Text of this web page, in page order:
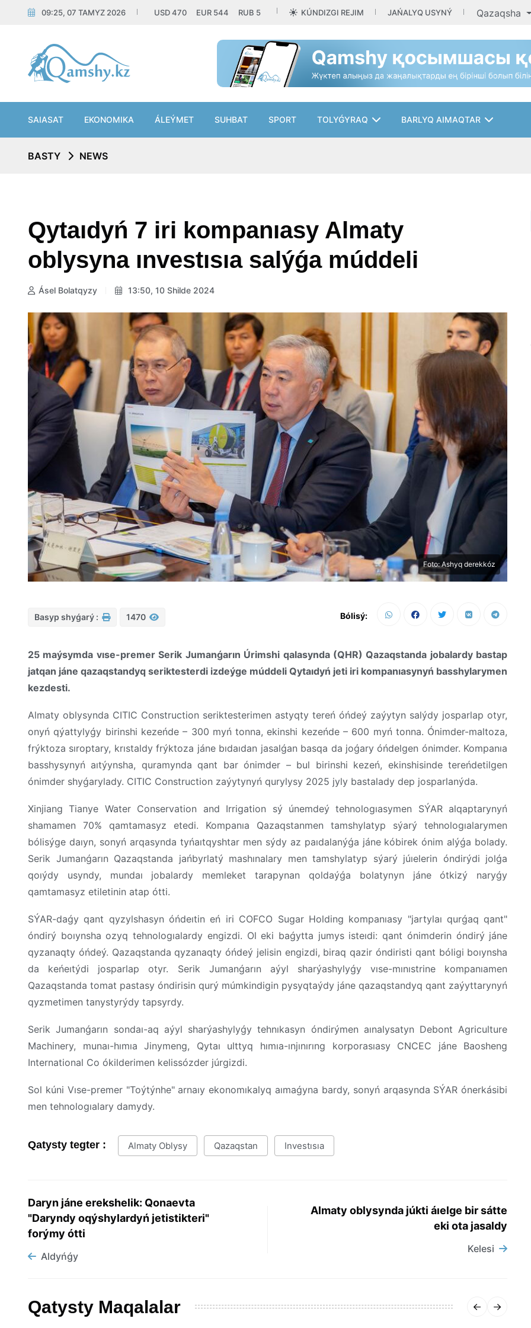
09:25, 07 TAMYZ 2026 USD470 EUR 544 RUB 5 KÚNDIZGI REJIM JAŃALYQ USYNÝ Qazaqsha
SAIASAT EKONOMIKA ÁLEÝMET SUHBAT SPORT TOLYǴYRAQ BARLYQ AIMAQTAR
BASTY NEWS
Qytaıdyń 7 iri kompanıasy Almaty
oblysyna ınvestısıa salýǵa múddeli
Ásel Bolatqyzy 13:50, 10 Shilde 2024
Foto: Ashyq derekkóz
Basyp shyǵarý : 1470 Bólisý:
25 maýsymda vıse-premer Serik Jumanǵarın Úrimshi qalasynda (QHR) Qazaqstanda jobalardy bastap
jatqan jáne qazaqstandyq seriktesterdi izdeýge múddeli Qytaıdyń jeti iri kompanıasynyń basshylarymen
kezdesti.
Almaty oblysynda CITIC Construction seriktesterimen astyqty tereń óńdeý zaýytyn salýdy josparlap otyr,
onyń qýattylyǵy birinshi kezeńde – 300 myń tonna, ekinshi kezeńde – 600 myń tonna. Ónimder-maltoza,
frýktoza sıroptary, krıstaldy frýktoza jáne bıdaıdan jasalǵan basqa da joǵary óńdelgen ónimder. Kompanıa
basshysynyń aıtýynsha, quramynda qant bar ónimder – bul birinshi kezeń, ekinshisinde tereńdetilgen
ónimder shyǵarylady. CITIC Construction zaýytynyń qurylysy 2025 jyly bastalady dep josparlanýda.
Xinjiang Tianye Water Conservation and Irrigation sý únemdeý tehnologıasymen SÝAR alqaptarynyń
shamamen 70% qamtamasyz etedi. Kompanıa Qazaqstanmen tamshylatyp sýarý tehnologıalarymen
bólisýge daıyn, sonyń arqasynda tyńaıtqyshtar men sýdy az paıdalanýǵa jáne kóbirek ónim alýǵa bolady.
Serik Jumanǵarın Qazaqstanda jańbyrlatý mashınalary men tamshylatyp sýarý júıelerin óndirýdi jolǵa
qoıýdy usyndy, mundaı jobalardy memleket tarapynan qoldaýǵa bolatynyn jáne ótkizý naryǵy
qamtamasyz etiletinin atap ótti.
SÝAR-daǵy qant qyzylshasyn óńdeıtin eń iri COFCO Sugar Holding kompanıasy "jartylaı qurǵaq qant"
óndirý boıynsha ozyq tehnologıalardy engizdi. Ol eki baǵytta jumys isteıdi: qant ónimderin óndirý jáne
qyzanaqty óńdeý. Qazaqstanda qyzanaqty óńdeý jelisin engizdi, biraq qazir óndiristi qant bóligi boıynsha
da keńeıtýdi josparlap otyr. Serik Jumanǵarın aýyl sharýashylyǵy vıse-mınıstrine kompanıamen
Qazaqstanda tomat pastasy óndirisin qurý múmkindigin pysyqtaýdy jáne qazaqstandyq qant zaýyttarynyń
qyzmetimen tanystyrýdy tapsyrdy.
Serik Jumanǵarın sondaı-aq aýyl sharýashylyǵy tehnıkasyn óndirýmen aınalysatyn Debont Agriculture
Machinery, munaı-hımıa Jinymeng, Qytaı ulttyq hımıa-ınjınırıng korporasıasy CNCEC jáne Baosheng
International Co ókilderimen kelissózder júrgizdi.
Sol kúni Vıse-premer "Toýtýnhe" arnaıy ekonomıkalyq aımaǵyna bardy, sonyń arqasynda SÝAR ónerkásibi
men tehnologıalary damydy.
Qatysty tegter : Almaty Oblysy Qazaqstan Investısıa
Daryn jáne erekshelik: Qonaevta
"Daryndy oqýshylardyń jetistikteri"
forýmy ótti
Aldyńǵy
Almaty oblysynda júkti áıelge bir sátte
eki ota jasaldy
Kelesi
Qatysty Maqalalar